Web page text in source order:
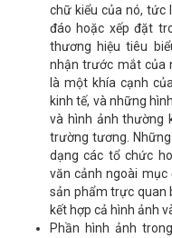
chữ kiểu của nó,
đáo hoặc xếp đặt
thương hiệu tiêu
nhận trước mắt của
là một khía cạnh
kinh tế, và những
và hình ảnh thường
trường tương.
dạng các tổ chức
văn cảnh ngoài mục
sản phẩm trực quan
kết hợp cả hình ảnh
Phần hình ảnh